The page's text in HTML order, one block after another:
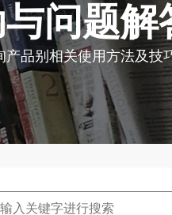
问题解
产品别相关使用方法及技